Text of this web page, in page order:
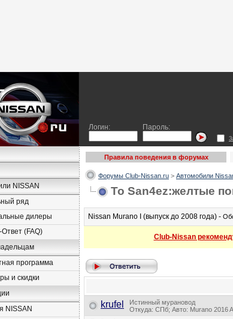
Логин: Пароль:
NISSAN
ряд
дилеры
(FAQ)
программа
и скидки
NISSAN
Правила поведения в форумах
Форумы Club-Nissan.ru > Автомобили
To San4ez:желтые
Nissan Murano I (выпуск до 2008 года) -
Club-Nissan
krufel
Истинный мурановод
Откуда: СПб; Авто: Murano 2016